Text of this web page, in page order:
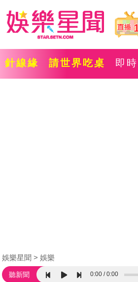
針線緣 請世界吃桌 即時
娛樂星聞 娛樂
聽新聞 0:00 0:00